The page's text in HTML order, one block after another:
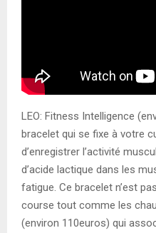
LEO: Fitness Intelligence
bracelet qui se fixe à votre
d’enregistrer l’activité
d’acide lactique dans les
fatigue. Ce bracelet n’est
course tout comme les
(environ 110euros) qui